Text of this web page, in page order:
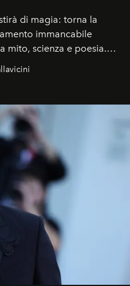
di magia: torna la
immancabile
mito, scienza e poesia.
si alzano verso la volta
delle